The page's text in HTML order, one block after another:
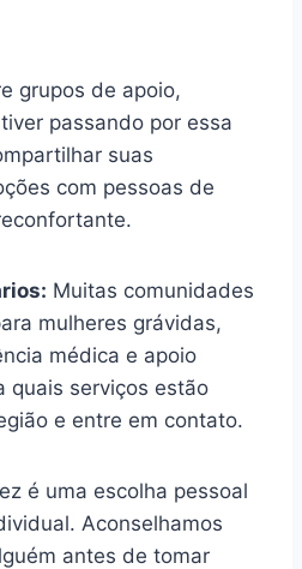
grupos de apoio,
passando por essa
suas
com pessoas de
Muitas comunidades
mulheres grávidas,
médica e apoio
quais serviços estão
e entre em contato.
é uma escolha pessoal
Aconselhamos
antes de tomar